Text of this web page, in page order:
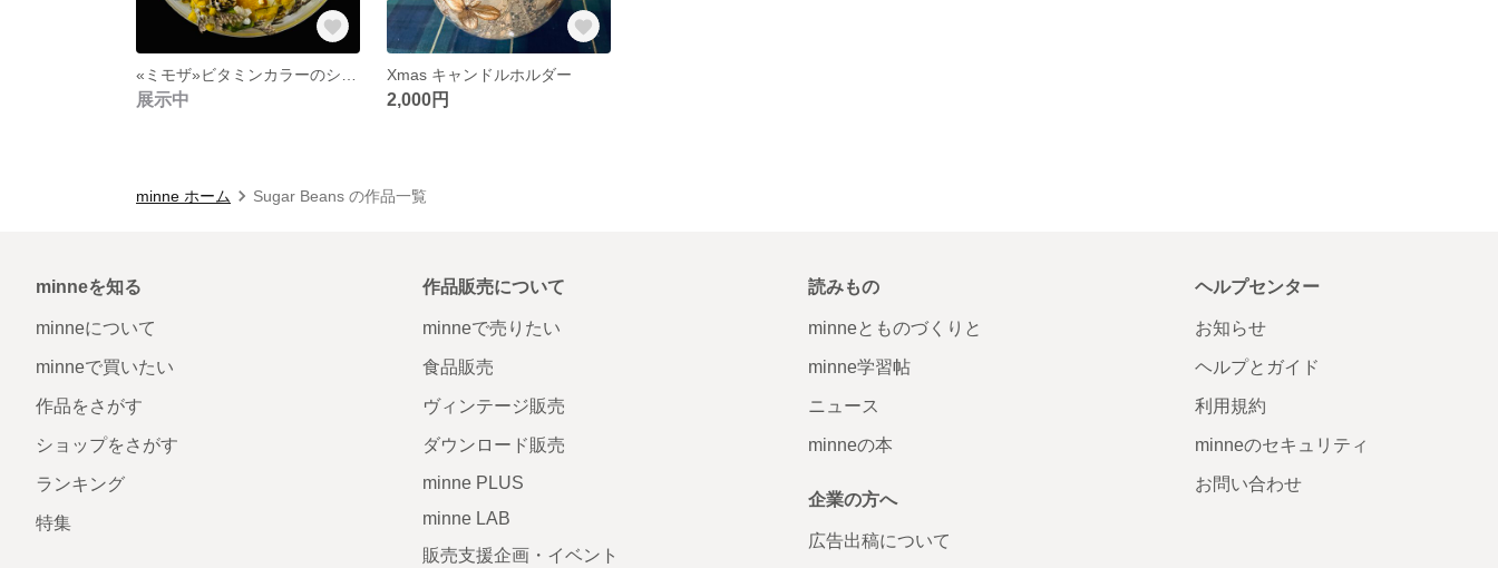
展示中
Xmas キャンドルホルダー
2,000円
minne ホーム Sugar Beans の作品一覧
minneを知る
minneについて
minneで買いたい
作品をさがす
ショップをさがす
ランキング
特集
作品販売について
minneで売りたい
食品販売
ヴィンテージ販売
ダウンロード販売
minne PLUS
minne LAB
販売支援企画・イベント
読みもの
minneとものづくりと
minne学習帖
ニュース
minneの本
企業の方へ
広告出稿について
ヘルプセンター
お知らせ
ヘルプとガイド
利用規約
minneのセキュリティ
お問い合わせ